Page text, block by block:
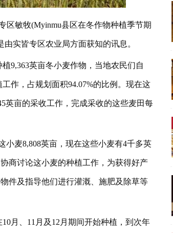
区敏牧(Myinmu县区在冬作物种植季节期
实皆专区农业局方面获知的讯息。
9,363英亩冬小麦作物，当地农民们自
作，占规划面积94.07%的比例。现在这
英亩的采收工作，完成采收的这些麦田每
小麦8,808英亩，现在这些小麦有4千多英
商讨论这小麦的种植工作，为获得好产
件及指导他们进行灌溉、施肥及除草等
月、11月及12月期间开始种植，到次年